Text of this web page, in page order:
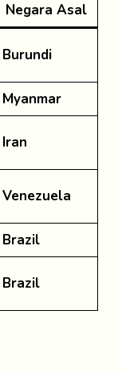
Negara Asal
Burundi
Myanmar
Iran
Venezuela
Brazil
Brazil